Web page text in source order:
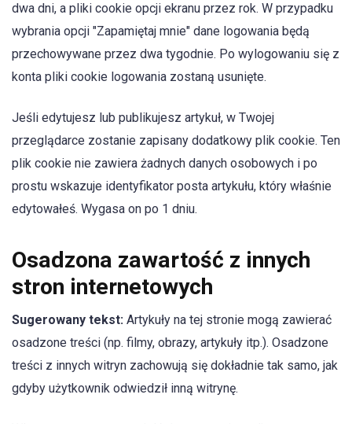
dwa dni, a pliki cookie opcji ekranu przez rok. W przypadku
wybrania opcji "Zapamiętaj mnie" dane logowania będą
przechowywane przez dwa tygodnie. Po wylogowaniu się z
konta pliki cookie logowania zostaną usunięte.
Jeśli edytujesz lub publikujesz artykuł, w Twojej
przeglądarce zostanie zapisany dodatkowy plik cookie. Ten
plik cookie nie zawiera żadnych danych osobowych i po
prostu wskazuje identyfikator posta artykułu, który właśnie
edytowałeś. Wygasa on po 1 dniu.
Osadzona zawartość z innych
stron internetowych
Sugerowany tekst: Artykuły na tej stronie mogą zawierać
osadzone treści (np. filmy, obrazy, artykuły itp.). Osadzone
treści z innych witryn zachowują się dokładnie tak samo, jak
gdyby użytkownik odwiedził inną witrynę.